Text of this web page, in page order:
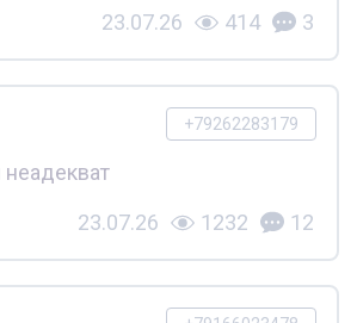
23.07.26 414 3
+79262283179
23.07.26 1232 12